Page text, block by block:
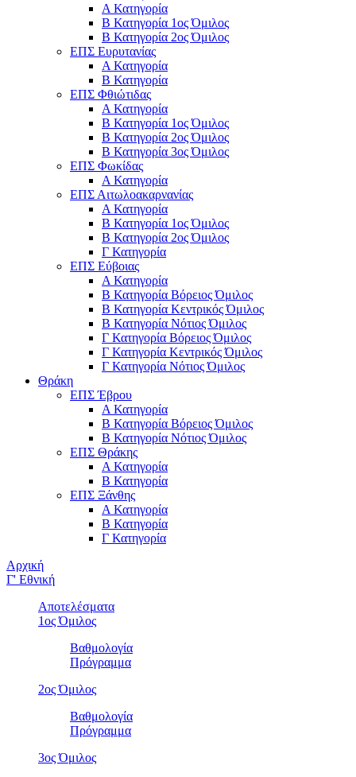
Α Κατηγορία
Β Κατηγορία 1ος Όμιλος
Β Κατηγορία 2ος Όμιλος
ΕΠΣ Ευρυτανίας
Α Κατηγορία
Β Κατηγορία
ΕΠΣ Φθιώτιδας
Α Κατηγορία
Β Κατηγορία 1ος Όμιλος
Β Κατηγορία 2ος Όμιλος
Β Κατηγορία 3ος Όμιλος
ΕΠΣ Φωκίδας
Α Κατηγορία
ΕΠΣ Αιτωλοακαρνανίας
Α Κατηγορία
Β Κατηγορία 1ος Όμιλος
Β Κατηγορία 2ος Όμιλος
Γ Κατηγορία
ΕΠΣ Εύβοιας
Α Κατηγορία
Β Κατηγορία Βόρειος Όμιλος
Β Κατηγορία Κεντρικός Όμιλος
Β Κατηγορία Νότιος Όμιλος
Γ Κατηγορία Βόρειος Όμιλος
Γ Κατηγορία Κεντρικός Όμιλος
Γ Κατηγορία Νότιος Όμιλος
Θράκη
ΕΠΣ Έβρου
Α Κατηγορία
Β Κατηγορία Βόρειος Όμιλος
Β Κατηγορία Νότιος Όμιλος
ΕΠΣ Θράκης
Α Κατηγορία
Β Κατηγορία
ΕΠΣ Ξάνθης
Α Κατηγορία
Β Κατηγορία
Γ Κατηγορία
Αρχική
Γ' Εθνική
Αποτελέσματα
1ος Όμιλος
Βαθμολογία
Πρόγραμμα
2ος Όμιλος
Βαθμολογία
Πρόγραμμα
3ος Όμιλος